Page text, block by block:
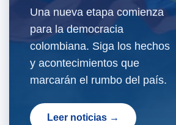
Una nueva etapa comienza
para la democracia
colombiana. Siga los hechos
y acontecimientos que
marcarán el rumbo del país.
Leer noticias →